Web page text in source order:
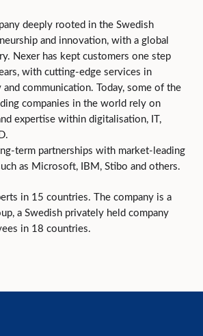
deeply rooted in the Swedish
and innovation, with a global
Nexer has kept customers one step
with cutting-edge services in
communication. Today, some of the
companies in the world rely on
expertise within digitalisation, IT,
term partnerships with market-leading
as Microsoft, IBM, Stibo and others.
in 15 countries. The company is a
a Swedish privately held company
in 18 countries.